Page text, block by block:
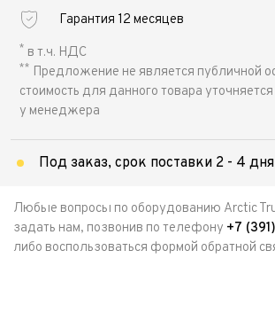
Гарантия 12 месяцев
* в т.ч. НДС
** Предложение не является публичной
стоимость для данного товара
у менеджера
Под заказ, срок поставки 2 - 4 дня
Любые вопросы по оборудованию Arctic
задать нам, позвонив по телефону +7
либо воспользоваться формой обратной